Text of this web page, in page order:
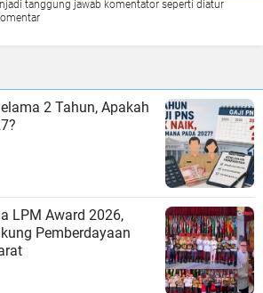
tanggung jawab komentator seperti diatur
2 Tahun, Apakah
LPM Award 2026,
Pemberdayaan